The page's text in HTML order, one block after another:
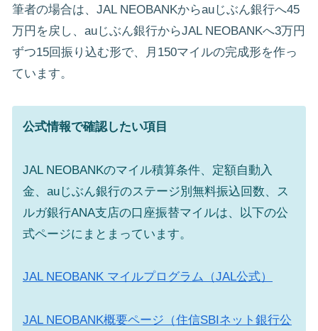
筆者の場合は、JAL NEOBANKからauじぶん銀行へ45
万円を戻し、auじぶん銀行からJAL NEOBANKへ3万円
ずつ15回振り込む形で、月150マイルの完成形を作っ
ています。
公式情報で確認したい項目
JAL NEOBANKのマイル積算条件、定額自動入
金、auじぶん銀行のステージ別無料振込回数、ス
ルガ銀行ANA支店の口座振替マイルは、以下の公
式ページにまとまっています。
JAL NEOBANK マイルプログラム（JAL公式）
JAL NEOBANK概要ページ（住信SBIネット銀行公